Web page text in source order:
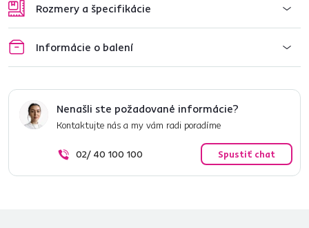
Rozmery a špecifikácie
Informácie o balení
Nenašli ste požadované informácie?
Kontaktujte nás a my vám radi poradíme
02/ 40 100 100 Spustiť chat